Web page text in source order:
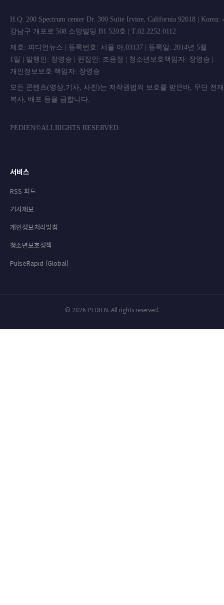
H.Q: 200 Spectrum center Dr. 300 Suite Irvine, California 92618 | Korea:
강남구 개포로 508 소망빌딩 B1 520호 | T.02.2252.0112
제호: 피디언뉴스 | 등록번호: 서울 아,03137 | 등록일: 2014년 5월
1일 | 발행인: 장영승 | 편집인: 조윤정 | 청소년보호책임자: 장영승 |
개인정보보호 책임자: 장영승
모든 콘텐츠(영상,기사, 사진)는 저작권법의 보호를 받은바, 무단 전
복사, 배포 등을 금합니
PEDIEN©ALLRIGHTS RESERVED.
서비스
RSS 피드
기사제보
개인정보처리방침
청소년보호정책
PulseRapid (Global)
© 2026 PEDIEN. All rights reserved.